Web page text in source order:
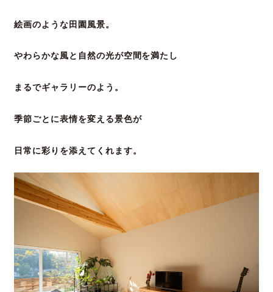
絵画のような田園風景。
やわらかな風と自然の光が空間を満たし
まるでギャラリーのよう。
季節ごとに表情を変える景色が
日常に彩りを添えてくれます。